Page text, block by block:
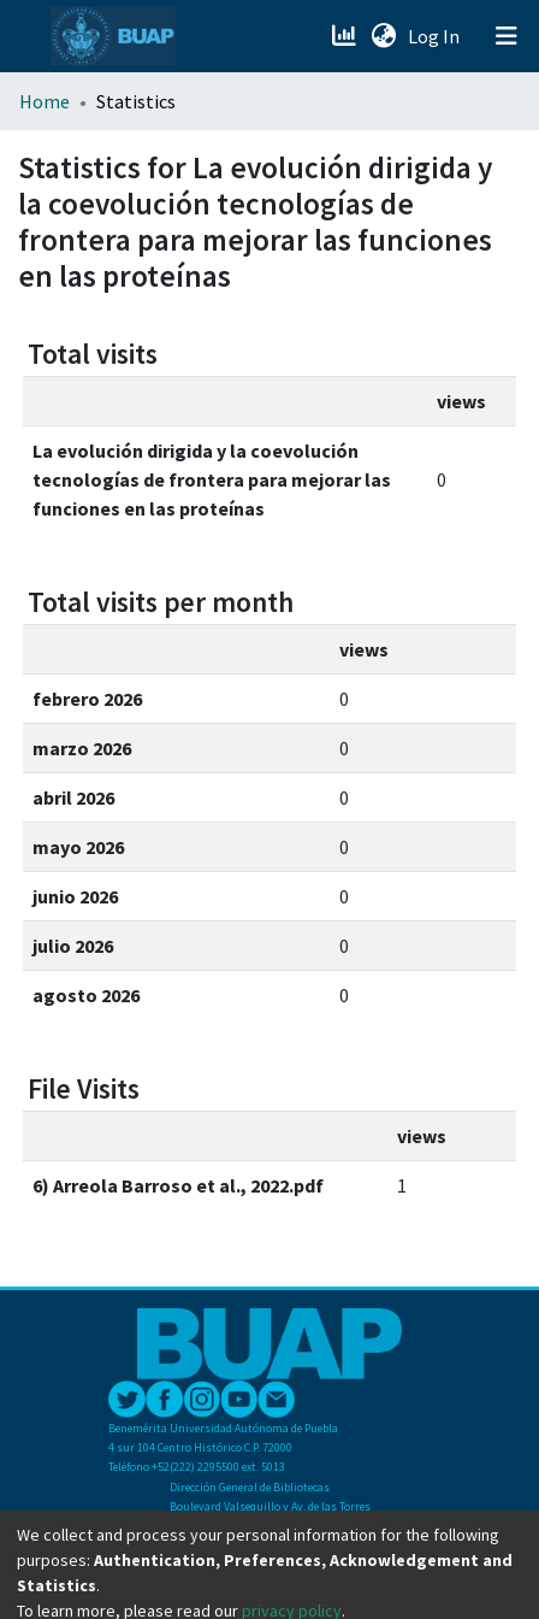
Log In (current)
menu.section.about_menu
All of DSpace
Home Statistics
Statistics for La evolución dirigida y
la coevolución tecnologías de
frontera para mejorar las funciones
en las proteínas
Total visits
views
La evolución dirigida y la coevolución
tecnologías de frontera para mejorar las
funciones en las proteínas
0
Total visits per month
views
febrero 2026 0
marzo 2026 0
abril 2026 0
mayo 2026 0
junio 2026 0
julio 2026 0
agosto 2026 0
File Visits
views
6) Arreola Barroso et al., 2022.pdf 1
Benemérita Universidad Autónoma de Puebla
4 sur 104 Centro Histórico C.P. 72000
Teléfono +52(222) 2295500 ext. 5013
Dirección General de Bibliotecas
Boulevard Valsequillo y Av. de las Torres
Ciudad Universitaria. Col. San Manuel
C.P. 72570
Teléfono +52 (222) 2295500 Ext 2901
We collect and process your personal information for the following
purposes: Authentication, Preferences, Acknowledgement and
Statistics.
To learn more, please read our privacy policy.